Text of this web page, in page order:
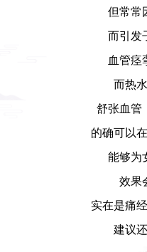
但常常
而引发
血管痉
而热
舒张血管
的确可以
能够为
效果
实在是痛
建议